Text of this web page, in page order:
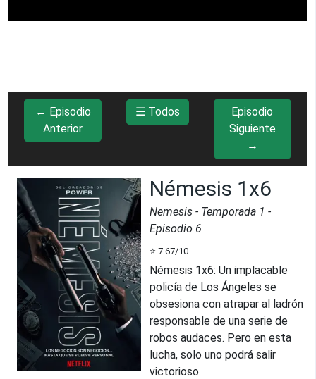
← Episodio
Anterior
☰ Todos
Episodio
Siguiente
→
Némesis 1x6
Nemesis - Temporada 1 -
Episodio 6
⭐ 7.67/10
Némesis 1x6: Un implacable
policía de Los Ángeles se
obsesiona con atrapar al ladrón
responsable de una serie de
robos audaces. Pero en esta
lucha, solo uno podrá salir
victorioso.